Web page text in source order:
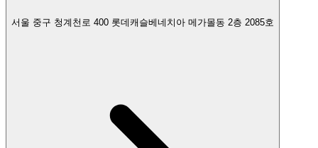
서울 중구 청계천로 400 롯데캐슬베네치아 메가몰동 2층 2085호